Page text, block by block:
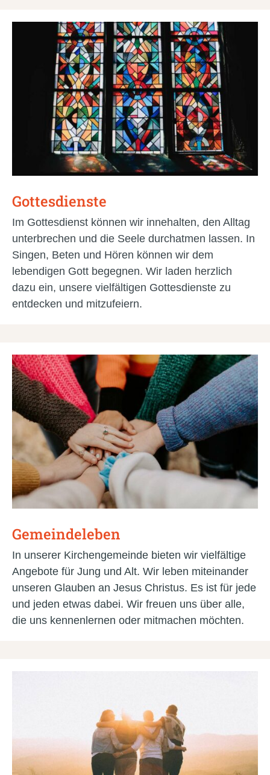
Gottesdienste
Im Gottesdienst können wir innehalten, den Alltag
unterbrechen und die Seele durchatmen lassen. In
Singen, Beten und Hören können wir dem
lebendigen Gott begegnen. Wir laden herzlich
dazu ein, unsere vielfältigen Gottesdienste zu
entdecken und mitzufeiern.
Gemeindeleben
In unserer Kirchengemeinde bieten wir vielfältige
Angebote für Jung und Alt. Wir leben miteinander
unseren Glauben an Jesus Christus. Es ist für jede
und jeden etwas dabei. Wir freuen uns über alle,
die uns kennenlernen oder mitmachen möchten.